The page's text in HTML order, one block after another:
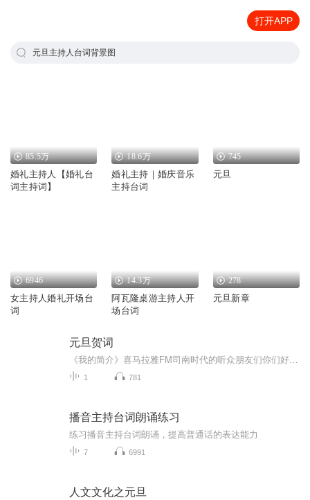
打开APP
元旦主持人台词背景图
85.5万
婚礼主持人【婚礼台
词主持词】
18.6万
婚礼主持｜婚庆音乐
主持台词
745
元旦
6946
女主持人婚礼开场台
词
14.3万
阿瓦隆桌游主持人开
场台词
278
元旦新章
元旦贺词
1 781
播音主持台词朗诵练习
练习播音主持台词朗诵，提高普通话的表达能力
7 6991
人文文化之元旦